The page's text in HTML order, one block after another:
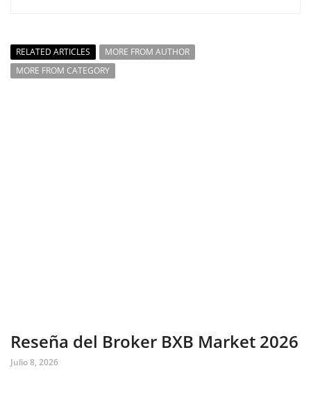
RELATED ARTICLES
MORE FROM AUTHOR
MORE FROM CATEGORY
Reseña del Broker BXB Market 2026
Julio 8, 2026